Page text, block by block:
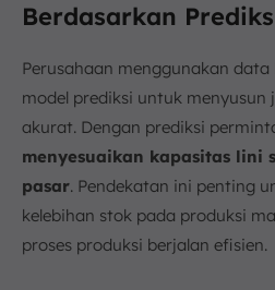
Berdasarkan
Perusahaan menggunakan
model prediksi untuk menyusun
akurat. Dengan prediksi
menyesuaikan kapasitas lini
pasar. Pendekatan ini penting
kelebihan stok pada produksi
proses produksi berjalan efisien.